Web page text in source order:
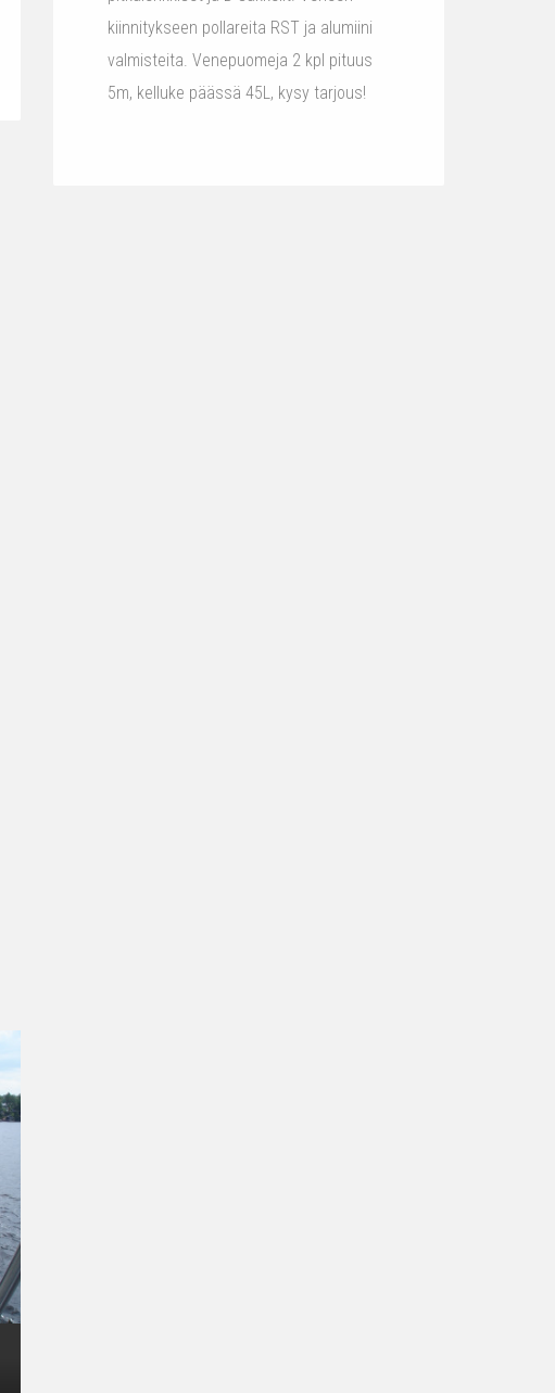
kiinnitykseen pollareita RST ja alumiini
valmisteita. Venepuomeja 2 kpl pituus
5m, kelluke päässä 45L, kysy tarjous!